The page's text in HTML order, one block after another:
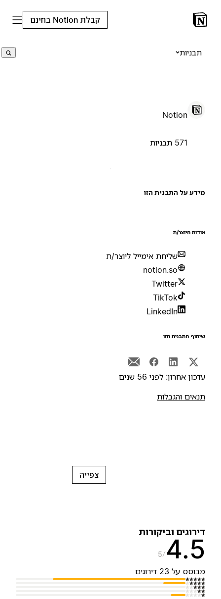
קבלת Notion בחינם
תבניות
Notion
על התבנית הזו
היוצר/ת
שליחת אימייל ליוצר/ת
notion.so
Twitter
TikTok
LinkedIn
התבנית הזו
אחרון: לפני 56 שנים
והגבלות
צפייה
וביקורות
5
על 23 דירוגים